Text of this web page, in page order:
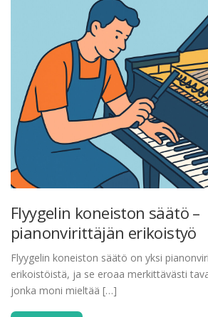
Flyygelin koneiston säätö –
pianonvirittäjän erikoistyö
Flyygelin koneiston säätö on yksi
erikoistöistä, ja se eroaa merkittävästi
jonka moni mieltää […]